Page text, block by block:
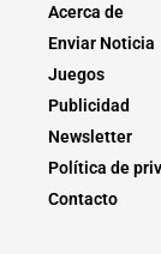
Acerca de
Enviar Noticia
Juegos
Publicidad
Newsletter
Política de
Contacto